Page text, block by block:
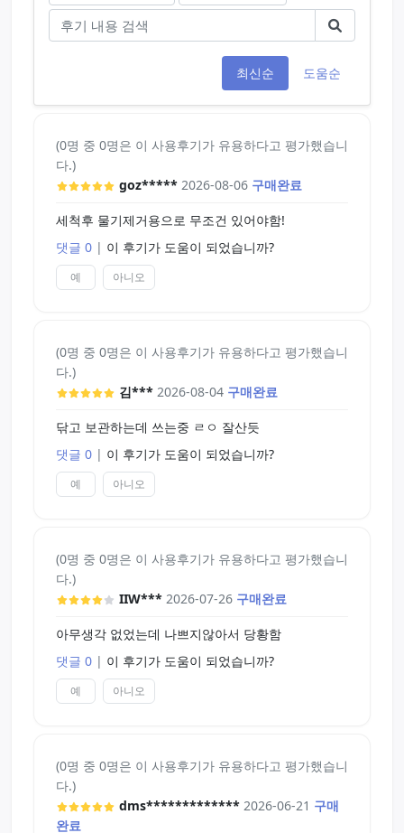
최신순 도움순
(0명 중 0명은 이 사용후기가 유용하다고 평가했습니
다.)
goz***** 2026-08-06 구매완료
세척후 물기제거용으로 무조건 있어야함!
댓글 0 | 이 후기가 도움이 되었습니까?
예 아니오
(0명 중 0명은 이 사용후기가 유용하다고 평가했습니
다.)
김*** 2026-08-04 구매완료
닦고 보관하는데 쓰는중 ㄹㅇ 잘산듯
댓글 0 | 이 후기가 도움이 되었습니까?
예 아니오
(0명 중 0명은 이 사용후기가 유용하다고 평가했습니
다.)
IIW*** 2026-07-26 구매완료
아무생각 없었는데 나쁘지않아서 당황함
댓글 0 | 이 후기가 도움이 되었습니까?
예 아니오
(0명 중 0명은 이 사용후기가 유용하다고 평가했습니
다.)
dms************* 2026-06-21 구매
완료